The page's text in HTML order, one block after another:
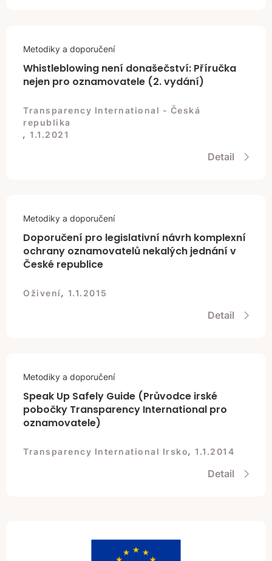
Metodiky a doporučení
Whistleblowing není donašečství: Příručka
nejen pro oznamovatele (2. vydání)
Transparency International - Česká
republika
, 1.1.2021
Detail
Metodiky a doporučení
Doporučení pro legislativní návrh komplexní
ochrany oznamovatelů nekalých jednání v
České republice
Oživení, 1.1.2015
Detail
Metodiky a doporučení
Speak Up Safely Guide (Průvodce irské
pobočky Transparency International pro
oznamovatele)
Transparency International Irsko, 1.1.2014
Detail